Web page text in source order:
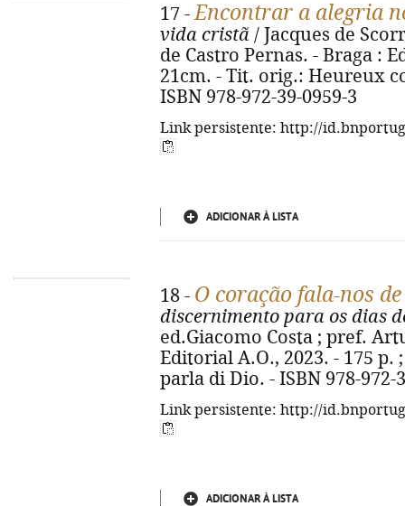
17 -Encontrar a alegria
vida cristã / Jacques de
de Castro Pernas. - Braga :
21cm. - Tit. orig.: Heureux
ISBN 978-972-39-0959-3
Link persistente: http://
ADICIONAR À LISTA
18 - O coração fala-nos
discernimento para os dias
ed.Giacomo Costa ; pref.
Editorial A.O., 2023. - 175
parla di Dio. - ISBN 978-972-
Link persistente: http://
ADICIONAR À LISTA